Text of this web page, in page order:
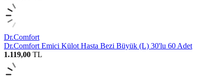
Dr.Comfort
Dr.Comfort Emici Külot Hasta Bezi Büyük (L) 30'lu 60 Adet
1.119,00 TL